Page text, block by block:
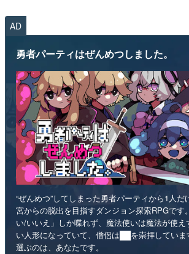
AD
勇者パーティはぜんめつしました。
“ぜんめつ”してしまった勇者パーティから1人だ
宮からの脱出を目指すダンジョン探索RPGです
い/いいえ」しか喋れず、魔法使いは魔法が使え
い人形になっていて、僧侶は██を崇拝してい
選ぶのは、あなたです。